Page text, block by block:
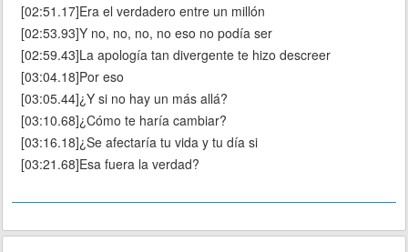
[02:51.17]Era el verdadero entre un millón
[02:53.93]Y no, no, no, no eso no podía ser
[02:59.43]La apología tan divergente te hizo descreer
[03:04.18]Por eso
[03:05.44]¿Y si no hay un más allá?
[03:10.68]¿Cómo te haría cambiar?
[03:16.18]¿Se afectaría tu vida y tu día si
[03:21.68]Esa fuera la verdad?